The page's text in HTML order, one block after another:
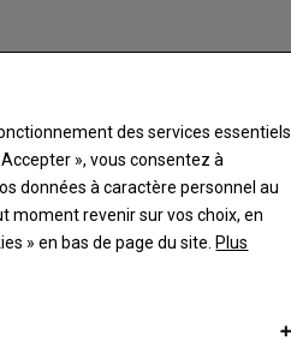
des services essentiels
», vous consentez à
données à caractère personnel au
moment revenir sur vos choix, en
» en bas de page du site. Plus